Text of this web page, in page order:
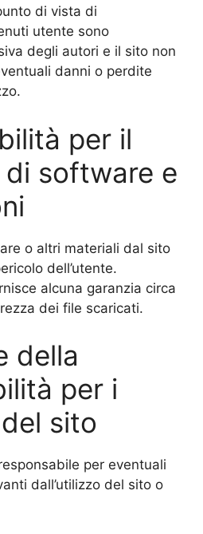
di vista di
utente sono
degli autori e il sito non
danni o perdite
per il
software e
o altri materiali dal sito
dell’utente.
alcuna garanzia circa
dei file scaricati.
della
per i
sito
per eventuali
dall’utilizzo del sito o